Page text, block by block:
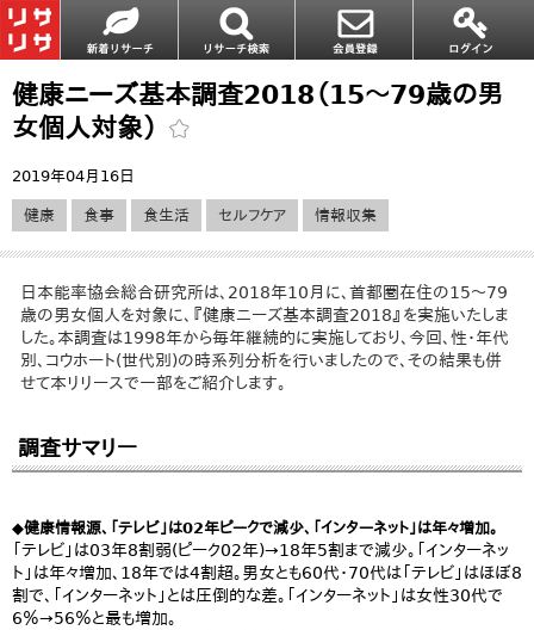
健康ニーズ基本調査2018（15～79歳の男
女個人対象）
2019年04月16日
健康 食事 食生活 セルフケア 情報収集
日本能率協会総合研究所は、2018年10月に、首都圏在住の15～79
歳の男女個人を対象に、『健康ニーズ基本調査2018』を実施いたしま
した。本調査は1998年から毎年継続的に実施しており、今回、性・年代
別、コウホート(世代別)の時系列分析を行いましたので、その結果も併
せて本リリースで一部をご紹介します。
調査サマリー
◆健康情報源、「テレビ」は02年ピークで減少、「インターネット」は年々増加。
「テレビ」は03年8割弱(ピーク02年)→18年5割まで減少。「インターネッ
ト」は年々増加、18年では4割超。男女とも60代・70代は「テレビ」はほぼ8
割で、「インターネット」とは圧倒的な差。「インターネット」は女性30代で
6％→56％と最も増加。